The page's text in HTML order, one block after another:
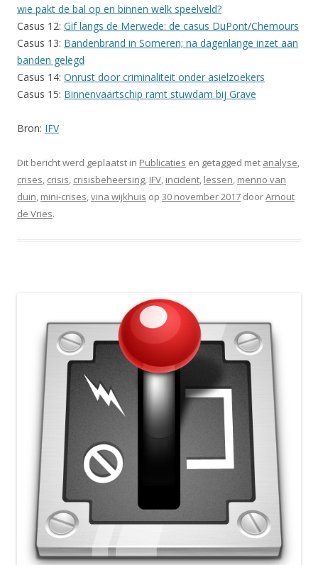
wie pakt de bal op en binnen welk speelveld?
Casus 12: Gif langs de Merwede: de casus DuPont/Chemours
Casus 13: Bandenbrand in Someren; na dagenlange inzet aan
banden gelegd
Casus 14: Onrust door criminaliteit onder asielzoekers
Casus 15: Binnenvaartschip ramt stuwdam bij Grave
Bron: IFV
Dit bericht werd geplaatst in Publicaties en getagged met analyse,
crises, crisis, crisisbeheersing, IFV, incident, lessen, menno van
duin, mini-crises,vina wijkhuis op 30 november 2017 doorArnout
de Vries.